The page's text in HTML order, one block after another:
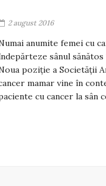
2 august 2016
anumite femei cu
sânul
poziție a Societății
mamar vine în
cu cancer la sân